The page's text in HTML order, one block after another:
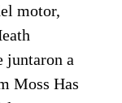
motor,
juntaron a
Moss Has